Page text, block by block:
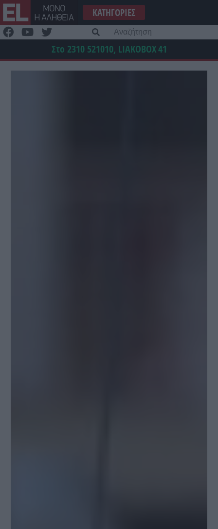
Μετάβαση
στο
περιεχόμενο
ΚΑΤΗΓΟΡΊΕΣ
Στο 2310 521010, LIAKOBOX41